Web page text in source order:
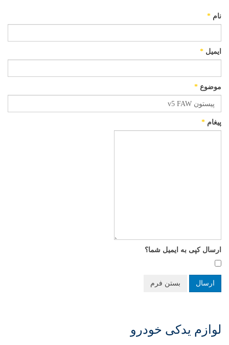
نام *
ایمیل *
موضوع *
پیغام *
ارسال کپی به ایمیل شما؟
ارسال بستن فرم
لوازم یدکی خودرو